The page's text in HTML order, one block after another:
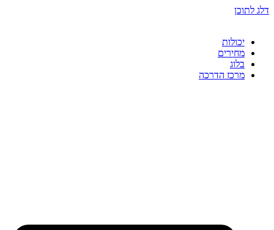
דלג לתוכן
יכולות
מחירים
בלוג
מרכז הדרכה